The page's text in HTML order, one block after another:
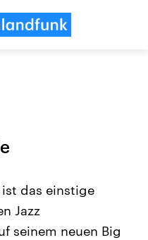
das einstige
Jazz
seinem neuen Big